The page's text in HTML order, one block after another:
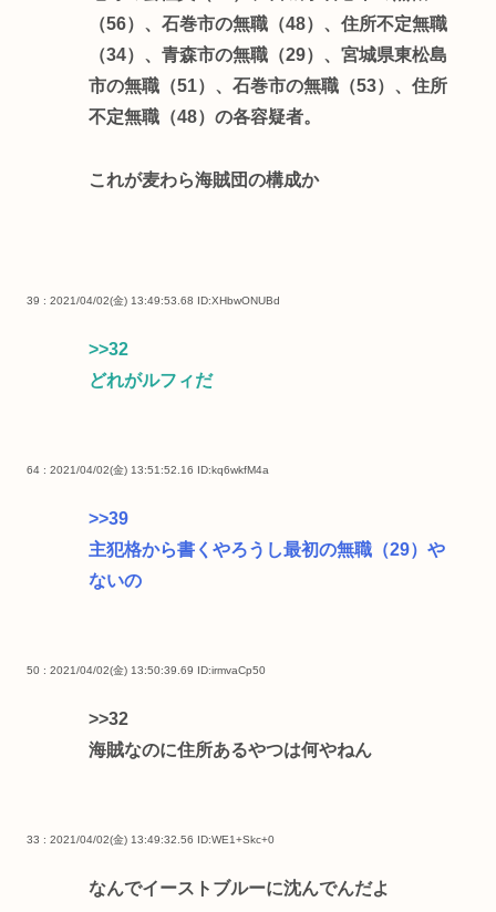
（56）、石巻市の無職（48）、住所不定無職
（34）、青森市の無職（29）、宮城県東松島
市の無職（51）、石巻市の無職（53）、住所
不定無職（48）の各容疑者。
これが麦わら海賊団の構成か
39 : 2021/04/02(金) 13:49:53.68 ID:XHbwONUBd
>>32
どれがルフィだ
64 : 2021/04/02(金) 13:51:52.16 ID:kq6wkfM4a
>>39
主犯格から書くやろうし最初の無職（29）や
ないの
50 : 2021/04/02(金) 13:50:39.69 ID:irmvaCp50
>>32
海賊なのに住所あるやつは何やねん
33 : 2021/04/02(金) 13:49:32.56 ID:WE1+Skc+0
なんでイーストブルーに沈んでんだよ